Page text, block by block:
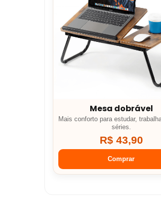
Mesa dobrável
Mais conforto para estudar,
séries.
R$ 43,90
Comprar